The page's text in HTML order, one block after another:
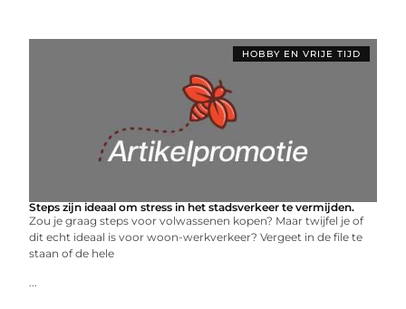
HOBBY EN VRIJE TIJD
Steps zijn ideaal om stress in het stadsverkeer te vermijden.
Zou je graag steps voor volwassenen kopen? Maar twijfel je of
dit echt ideaal is voor woon-werkverkeer? Vergeet in de file te
staan ​​of de hele
...